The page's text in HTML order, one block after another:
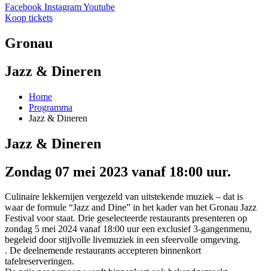
Facebook InstagramYoutube
Koop tickets
Gronau
Jazz & Dineren
Home
Programma
Jazz & Dineren
Jazz & Dineren
Zondag 07 mei 2023 vanaf 18:00 uur.
Culinaire lekkernijen vergezeld van uitstekende muziek – dat is
waar de formule “Jazz and Dine” in het kader van het Gronau Jazz
Festival voor staat. Drie geselecteerde restaurants presenteren op
zondag 5 mei 2024 vanaf 18:00 uur een exclusief 3-gangenmenu,
begeleid door stijlvolle livemuziek in een sfeervolle omgeving.
. De deelnemende restaurants accepteren binnenkort
tafelreserveringen.